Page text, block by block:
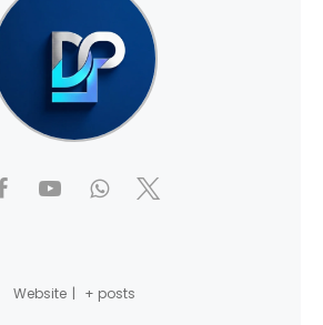
Website | + posts